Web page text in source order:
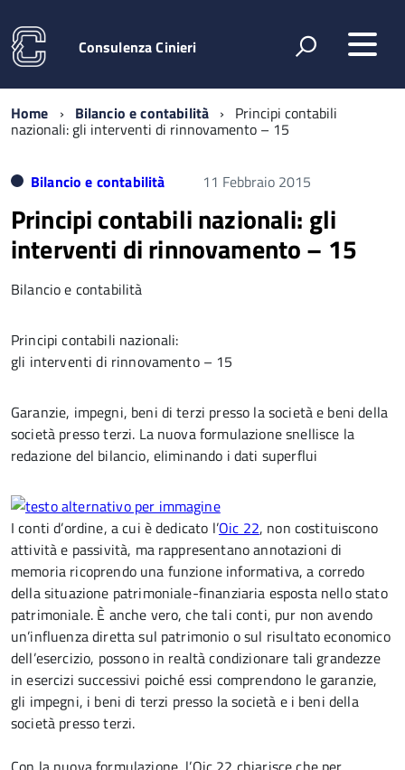
Consulenza Cinieri
Home Bilancio e contabilità Principi contabili
nazionali: gli interventi di rinnovamento – 15
Bilancio e contabilità 11 Febbraio 2015
Principi contabili nazionali: gli
interventi di rinnovamento – 15
Bilancio e contabilità
Principi contabili nazionali:
gli interventi di rinnovamento – 15
Garanzie, impegni, beni di terzi presso la società e beni della
società presso terzi. La nuova formulazione snellisce la
redazione del bilancio, eliminando i dati superflui
I conti d’ordine, a cui è dedicato l’Oic 22, non costituiscono
attività e passività, ma rappresentano annotazioni di
memoria ricoprendo una funzione informativa, a corredo
della situazione patrimoniale-finanziaria esposta nello stato
patrimoniale. È anche vero, che tali conti, pur non avendo
un’influenza diretta sul patrimonio o sul risultato economico
dell’esercizio, possono in realtà condizionare tali grandezze
in esercizi successivi poiché essi comprendono le garanzie,
gli impegni, i beni di terzi presso la società e i beni della
società presso terzi.